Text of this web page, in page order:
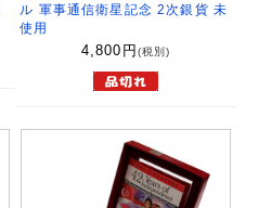
ル 軍事通信衛星記念 2次銀貨 未
使用
4,800 円 (税別)